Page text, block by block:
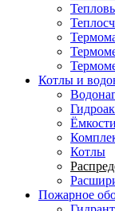
Котлы и
Ёмкости
Котлы
Пожарное